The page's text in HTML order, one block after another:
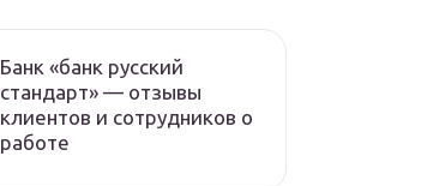
Банк «банк русский
стандарт» — отзывы
клиентов и сотрудников о
работе